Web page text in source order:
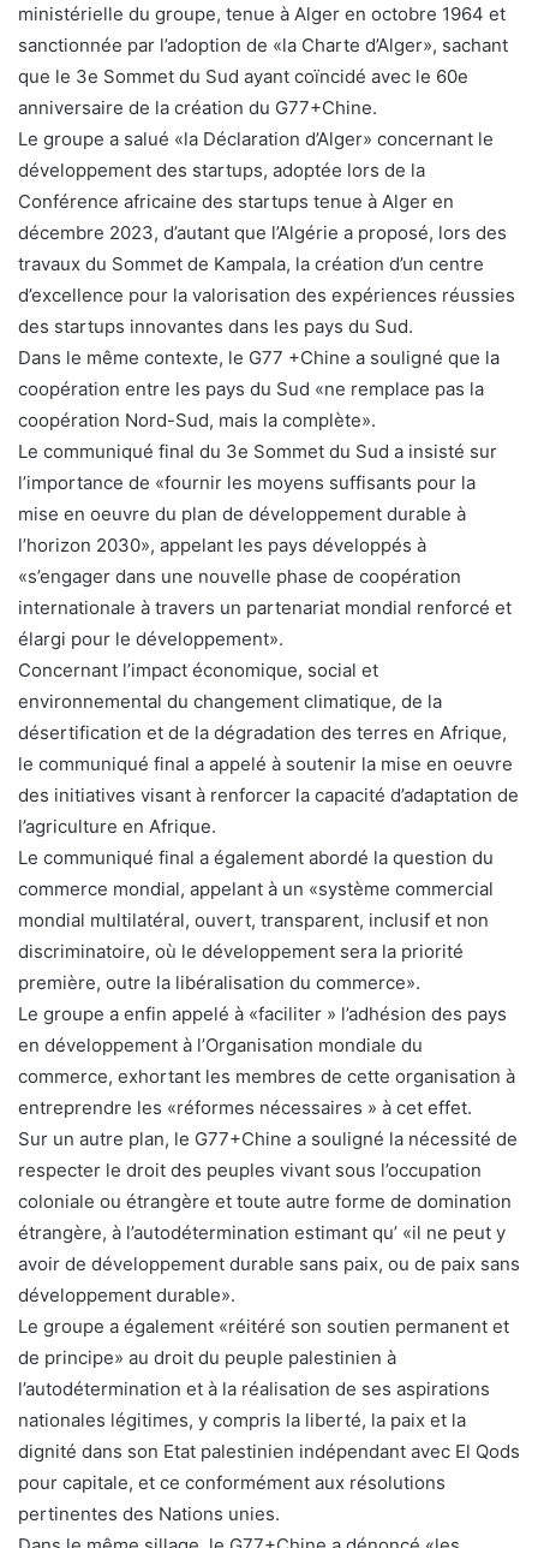
ministérielle du groupe, tenue à Alger en octobre 1964 et
sanctionnée par l’adoption de «la Charte d’Alger», sachant
que le 3e Sommet du Sud ayant coïncidé avec le 60e
anniversaire de la création du G77+Chine.
Le groupe a salué «la Déclaration d’Alger» concernant le
développement des startups, adoptée lors de la
Conférence africaine des startups tenue à Alger en
décembre 2023, d’autant que l’Algérie a proposé, lors des
travaux du Sommet de Kampala, la création d’un centre
d’excellence pour la valorisation des expériences réussies
des startups innovantes dans les pays du Sud.
Dans le même contexte, le G77 +Chine a souligné que la
coopération entre les pays du Sud «ne remplace pas la
coopération Nord-Sud, mais la complète».
Le communiqué final du 3e Sommet du Sud a insisté sur
l’importance de «fournir les moyens suffisants pour la
mise en oeuvre du plan de développement durable à
l’horizon 2030», appelant les pays développés à
«s’engager dans une nouvelle phase de coopération
internationale à travers un partenariat mondial renforcé et
élargi pour le développement».
Concernant l’impact économique, social et
environnemental du changement climatique, de la
désertification et de la dégradation des terres en Afrique,
le communiqué final a appelé à soutenir la mise en oeuvre
des initiatives visant à renforcer la capacité d’adaptation de
l’agriculture en Afrique.
Le communiqué final a également abordé la question du
commerce mondial, appelant à un «système commercial
mondial multilatéral, ouvert, transparent, inclusif et non
discriminatoire, où le développement sera la priorité
première, outre la libéralisation du commerce».
Le groupe a enfin appelé à «faciliter » l’adhésion des pays
en développement à l’Organisation mondiale du
commerce, exhortant les membres de cette organisation à
entreprendre les «réformes nécessaires » à cet effet.
Sur un autre plan, le G77+Chine a souligné la nécessité de
respecter le droit des peuples vivant sous l’occupation
coloniale ou étrangère et toute autre forme de domination
étrangère, à l’autodétermination estimant qu’ «il ne peut y
avoir de développement durable sans paix, ou de paix sans
développement durable».
Le groupe a également «réitéré son soutien permanent et
de principe» au droit du peuple palestinien à
l’autodétermination et à la réalisation de ses aspirations
nationales légitimes, y compris la liberté, la paix et la
dignité dans son Etat palestinien indépendant avec El Qods
pour capitale, et ce conformément aux résolutions
pertinentes des Nations unies.